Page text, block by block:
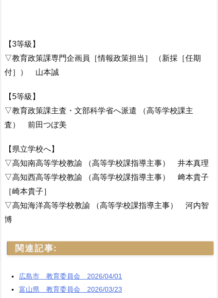
【3等級】
▽教育政策課専門企画員［情報政策担当］ （新採［任期
付］） 山本誠
【5等級】
▽教育政策課主査・文部科学省へ派遣 （高等学校課主
査） 前田つぼ美
【県立学校へ】
▽高知南高等学校教諭 （高等学校課指導主事） 井本真理
▽高知西高等学校教諭 （高等学校課指導主事） 﨑本貴子
［崎本貴子］
▽高知海洋高等学校教諭 （高等学校課指導主事） 河内智
博
関連記事:
広島市 教育委員会 2026/04/01
富山県 教育委員会 2026/03/23